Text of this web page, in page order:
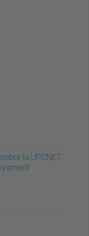
la UPCNET